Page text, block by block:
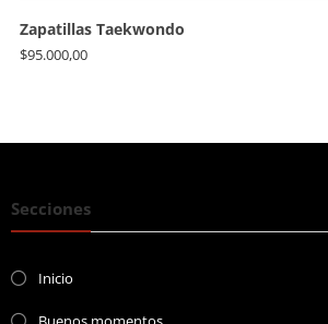
Zapatillas Taekwondo
$95.000,00
Secciones
Inicio